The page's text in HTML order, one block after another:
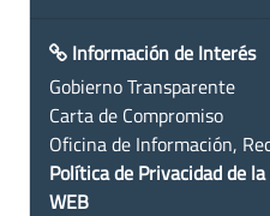
Información de Interés
Gobierno Transparente
Carta de Compromiso
Oficina de Información,
Política de Privacidad de
WEB